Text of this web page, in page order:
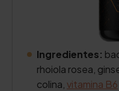
Ingredientes:
rhoiola rosea,
colina, vitamina B6